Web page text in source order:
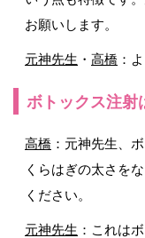
お願いします。
元神先生 ・ 高橋 ：
ボトックス注射
高橋 ：元神先生、
くらはぎの太さを
ください。
元神先生 ：これは